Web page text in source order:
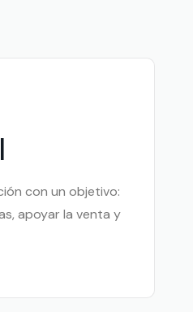
con un objetivo:
apoyar la venta y